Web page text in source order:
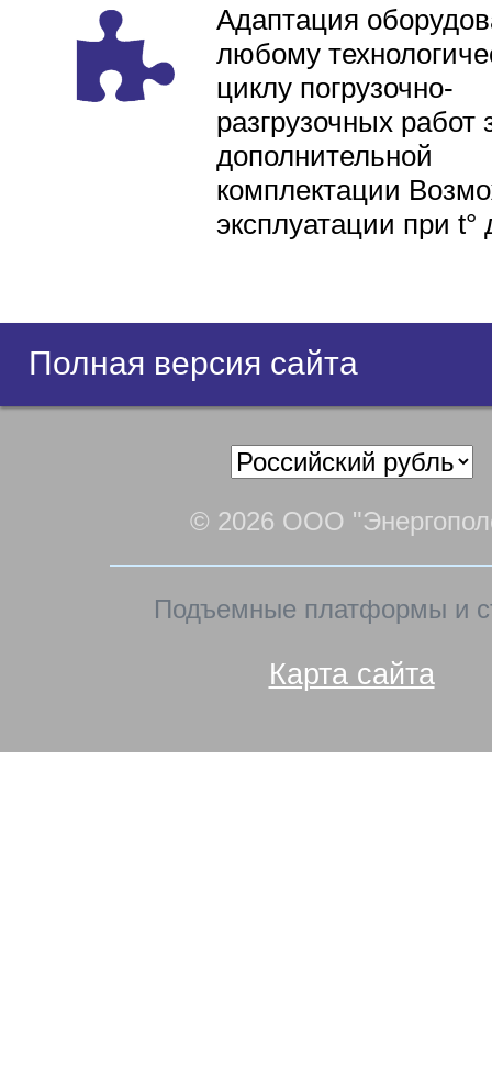
Адаптация
любому
циклу погрузочно-
разгрузочных работ
дополнительной
комплектации
эксплуатации при t°
Полная версия сайта
© 2026 ООО
Подъемные платформы и
Карта сайта